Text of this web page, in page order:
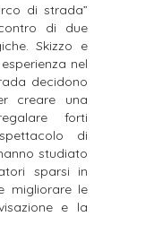
di strada”
di due
Skizzo e
nel
decidono
creare una
forti
di
studiato
sparsi in
migliorare le
e la